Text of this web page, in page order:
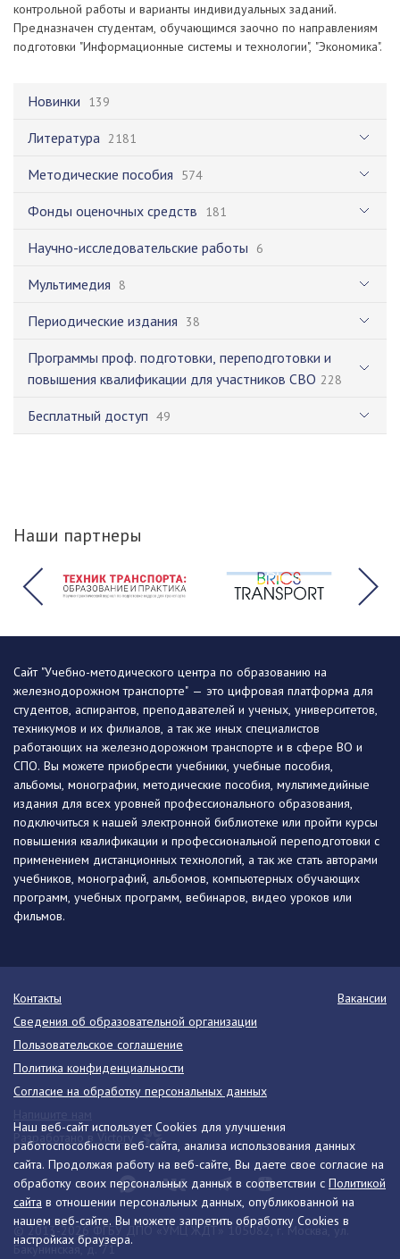
Новинки 139
Литература 2181
Методические пособия 574
Фонды оценочных средств 181
Научно-исследовательские работы 6
Мультимедия 8
Периодические издания 38
Программы проф. подготовки, переподготовки и
повышения квалификации для участников СВО 228
Бесплатный доступ 49
контрольной работы и варианты индивидуальных заданий.
Предназначен студентам, обучающимся заочно по направлениям
подготовки "Информационные системы и технологии", "Экономика".
Наши партнеры
Наш веб-сайт использует Cookies для улучшения
работоспособности веб-сайта, анализа использования данных
сайта. Продолжая работу на веб-сайте, Вы даете свое согласие на
обработку своих персональных данных в соответствии с Политикой
сайта в отношении персональных данных, опубликованной на
нашем веб-сайте. Вы можете запретить обработку Cookies в
настройках браузера.
Сайт "Учебно-методического центра по образованию на
железнодорожном транспорте" — это цифровая платформа для
студентов, аспирантов, преподавателей и ученых, университетов,
техникумов и их филиалов, а так же иных специалистов
работающих на железнодорожном транспорте и в сфере ВО и
СПО. Вы можете приобрести учебники, учебные пособия,
альбомы, монографии, методические пособия, мультимедийные
издания для всех уровней профессионального образования,
подключиться к нашей электронной библиотеке или пройти курсы
повышения квалификации и профессиональной переподготовки с
применением дистанционных технологий, а так же стать авторами
учебников, монографий, альбомов, компьютерных обучающих
программ, учебных программ, вебинаров, видео уроков или
фильмов.
© 2013-2026 ФГБУ ДПО «УМЦ ЖДТ» 105082, г. Москва, ул.
Бакунинская, д. 71
Контакты
Вакансии
Сведения об образовательной организации
Пользовательское соглашение
Политика конфиденциальности
Согласие на обработку персональных данных
Разработано в Victory